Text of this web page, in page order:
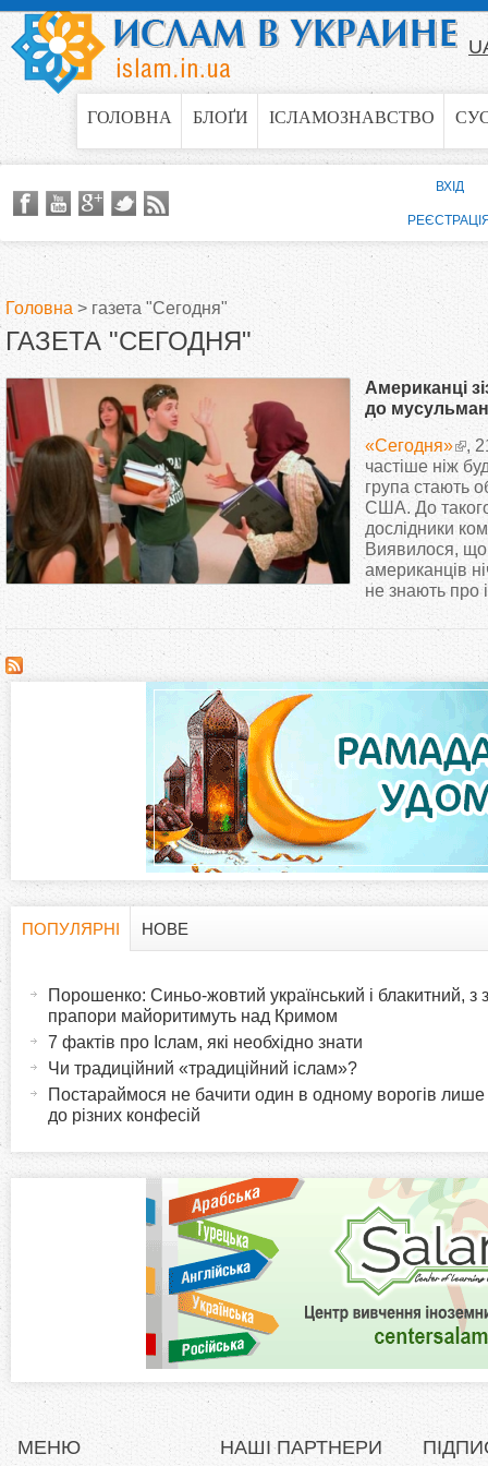
Jump to navigation
ГОЛОВНА БЛОҐИ ІСЛАМОЗНАВСТВО
В
и
є
т
у
Головна > газета "Сегодня"
ГАЗЕТА "СЕГОДНЯ"
Американці
до мусульман
«Сегодня»
,
частіше ніж
група стають
США. До
дослідники
Виявилося, що
американців
не знають про
ВХІД
z
a
ПОПУЛЯРНІ
в
НОВЕ
Порошенко: Синьо-жовтий український і блакитний, з
прапори майоритимуть над Кримом
7 фактів про Іслам, які необхідно знати
Чи традиційний «традиційний іслам»?
Постараймося не бачити один в одному ворогів лише
до різних конфесій
МЕНЮ НАШІ ПАРТНЕРИ